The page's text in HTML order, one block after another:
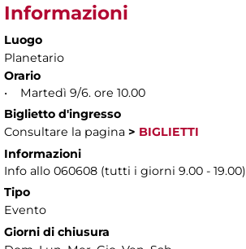
Informazioni
Luogo
Planetario
Orario
• Martedì 9/6. ore 10.00
Biglietto d'ingresso
Consultare la pagina > BIGLIETTI
Informazioni
Info allo 060608 (tutti i giorni 9.00 - 19.00)
Tipo
Evento
Giorni di chiusura